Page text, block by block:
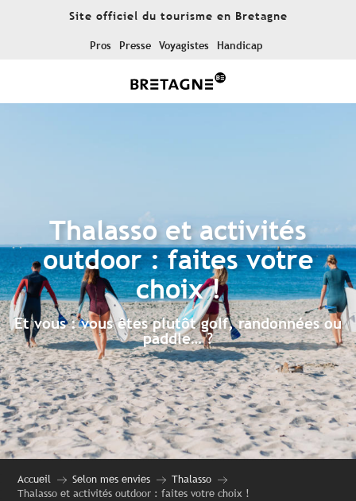
Site officiel du tourisme en Bretagne
Pros Presse Voyagistes Handicap
Thalasso et activités
outdoor : faites votre
choix !
Et vous : vous êtes plutôt golf, randonnées ou
paddle… ?
Accueil Selon mes envies
Thalasso
Thalasso et activités outdoor : faites votre choix !